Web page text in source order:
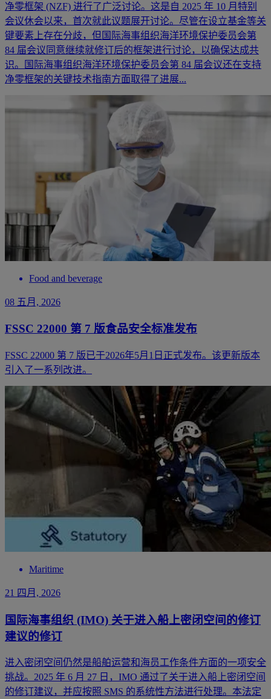
净零框架 (NZF) 进行了广泛讨论。这是自 2025 年 10 月特别
会议休会以来，首次就此议题展开讨论。尽管在设立基金等关
键要素上存在分歧，但国际海事组织海洋环境保护委员会第
84 届会议同意继续就修订后的框架进行讨论，以确保达成共
识。国际海事组织海洋环境保护委员会第 84 届会议还在支持
净零框架的关键技术指南方面取得了进展...
Food and beverage
08 五月, 2026
FSSC 22000 第 7 版食品安全标准发布
FSSC 22000 第 7 版已于2026年5月1日正式发布。该更新版本
引入了一系列改进。
Maritime
21 四月, 2026
国际海事组织 (IMO) 关于进入船上密闭空间的修订
建议的修订
进入密闭空间仍然是船舶运营和海员工作条件方面的一项安全
挑战。2025 年 6 月 27 日，IMO 通过了关于进入船上密闭空间
的修订建议，并应按照 SMS 的系统性方法进行处理。本法定